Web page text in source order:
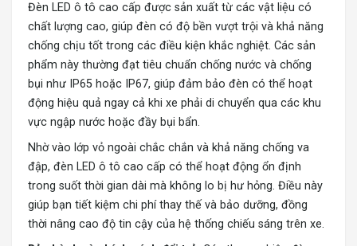
Đèn LED ô tô cao cấp được sản xuất từ các vật liệu có
chất lượng cao, giúp đèn có độ bền vượt trội và khả năng
chống chịu tốt trong các điều kiện khắc nghiệt. Các sản
phẩm này thường đạt tiêu chuẩn chống nước và chống
bụi như IP65 hoặc IP67, giúp đảm bảo đèn có thể hoạt
động hiệu quả ngay cả khi xe phải di chuyển qua các khu
vực ngập nước hoặc đầy bụi bẩn.
Nhờ vào lớp vỏ ngoài chắc chắn và khả năng chống va
đập, đèn LED ô tô cao cấp có thể hoạt động ổn định
trong suốt thời gian dài mà không lo bị hư hỏng. Điều này
giúp bạn tiết kiệm chi phí thay thế và bảo dưỡng, đồng
thời nâng cao độ tin cậy của hệ thống chiếu sáng trên xe.